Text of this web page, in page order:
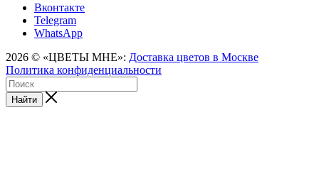
Вконтакте
Telegram
WhatsApp
2026 © «ЦВЕТЫ МНЕ»: Доставка цветов в Москве
Политика конфиденциальности
Найти